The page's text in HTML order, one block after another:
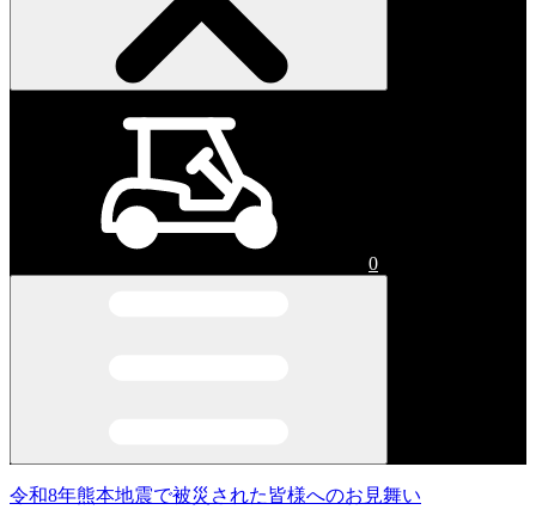
0
令和8年熊本地震で被災された皆様へのお見舞い